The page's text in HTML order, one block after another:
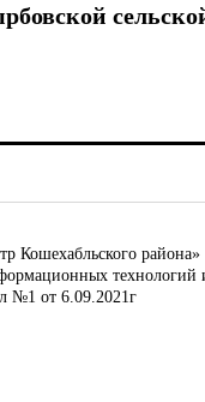
района»
№1 от 6.09.2021г